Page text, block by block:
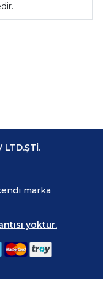
marka
yoktur.